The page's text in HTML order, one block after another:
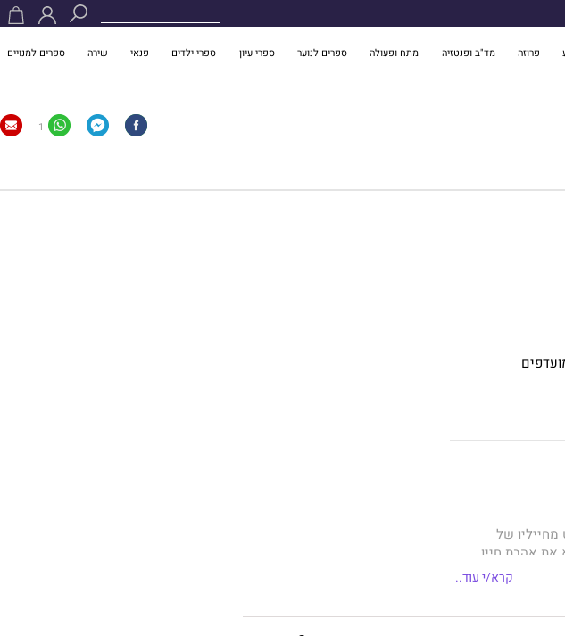
פרוזה מד"ב ופנטזיה מתח ופעולה ספרים לנוער ספרי עיון ספרי ילדים פנאי שירה ספרים למנויים
1
של
אהבת חייו.
כי נפשה תיקשר
קרא/י עוד..